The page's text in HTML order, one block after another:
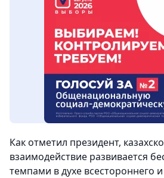
Как отметил президент,
взаимодействие развивается
темпами в духе всестороннего